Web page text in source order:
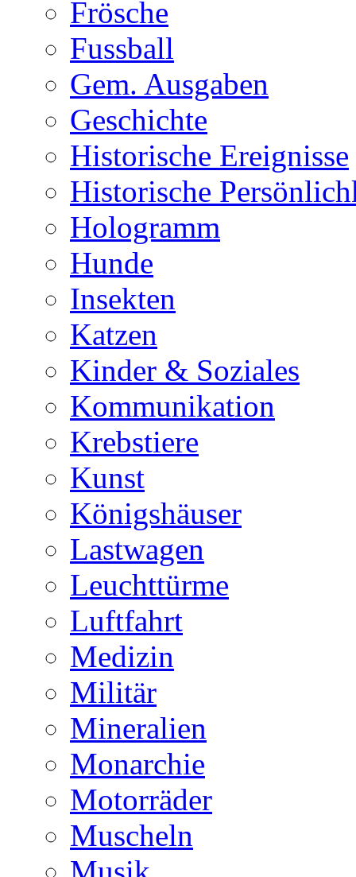
Frösche
Fussball
Gem. Ausgaben
Geschichte
Historische Ereignisse
Historische
Hologramm
Hunde
Insekten
Katzen
Kinder & Soziales
Kommunikation
Krebstiere
Kunst
Königshäuser
Lastwagen
Leuchttürme
Luftfahrt
Medizin
Militär
Mineralien
Monarchie
Motorräder
Muscheln